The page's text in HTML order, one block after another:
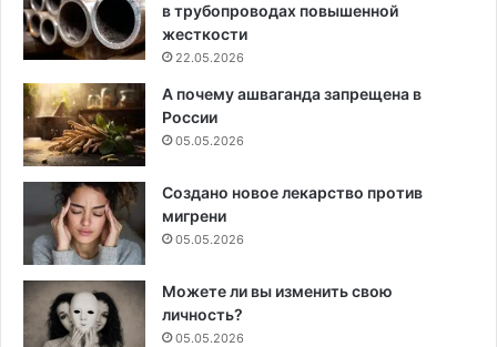
в трубопроводах повышенной
жесткости
22.05.2026
А почему ашваганда запрещена в
России
05.05.2026
Создано новое лекарство против
мигрени
05.05.2026
Можете ли вы изменить свою
личность?
05.05.2026